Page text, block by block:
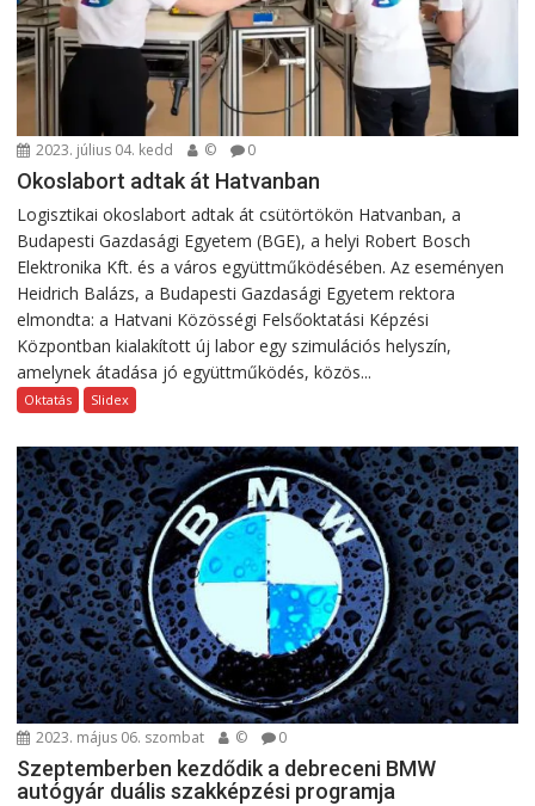
2023. július 04. kedd © 0
Okoslabort adtak át Hatvanban
Logisztikai okoslabort adtak át csütörtökön Hatvanban, a
Budapesti Gazdasági Egyetem (BGE), a helyi Robert Bosch
Elektronika Kft. és a város együttműködésében. Az eseményen
Heidrich Balázs, a Budapesti Gazdasági Egyetem rektora
elmondta: a Hatvani Közösségi Felsőoktatási Képzési
Központban kialakított új labor egy szimulációs helyszín,
amelynek átadása jó együttműködés, közös...
Oktatás Slidex
2023. május 06. szombat © 0
Szeptemberben kezdődik a debreceni BMW
autógyár duális szakképzési programja